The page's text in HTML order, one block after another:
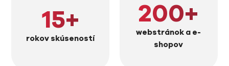
15+
rokov skúseností
200+
webstránok a e-
shopov